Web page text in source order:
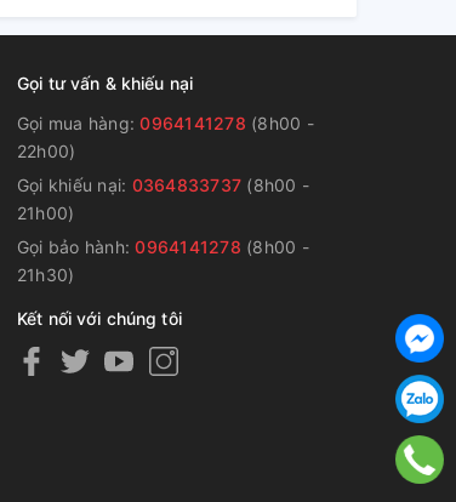
Gọi tư vấn & khiếu nại
Gọi mua hàng:0964141278 (8h00 -
22h00)
Gọi khiếu nại: 0364833737 (8h00 -
21h00)
Gọi bảo hành:0964141278 (8h00 -
21h30)
Kết nối với chúng tôi